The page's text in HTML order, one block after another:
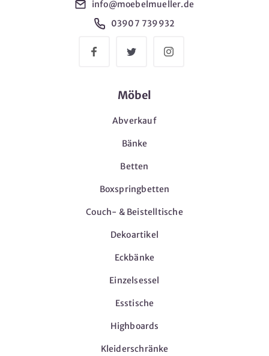
info@moebelmueller.de
03907 739932
Möbel
Abverkauf
Bänke
Betten
Boxspringbetten
Couch- & Beistelltische
Dekoartikel
Eckbänke
Einzelsessel
Esstische
Highboards
Kleiderschränke